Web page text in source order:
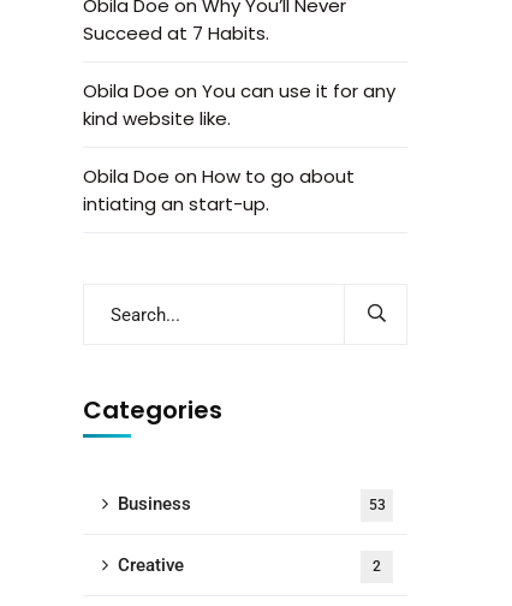
Obila Doe on Why You’ll Never
Succeed at 7 Habits.
Obila Doe on You can use it for any
kind website like.
Obila Doe on How to go about
intiating an start-up.
Categories
Business 53
Creative 2